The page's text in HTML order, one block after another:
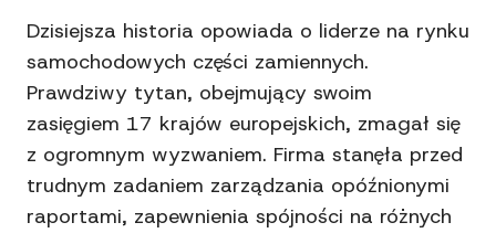
Dzisiejsza historia opowiada o liderze na rynku
samochodowych części zamiennych.
Prawdziwy tytan, obejmujący swoim
zasięgiem 17 krajów europejskich, zmagał się
z ogromnym wyzwaniem. Firma stanęła przed
trudnym zadaniem zarządzania opóźnionymi
raportami, zapewnienia spójności na różnych